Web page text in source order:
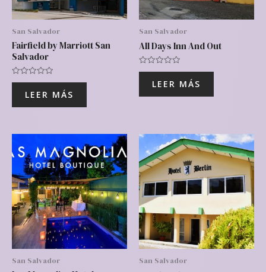
San Salvador
Fairfield by Marriott San
Salvador
Valorado
LEER MÁS
San Salvador
All Days Inn And Out
Valorado
LEER MÁS
San Salvador San Salvador